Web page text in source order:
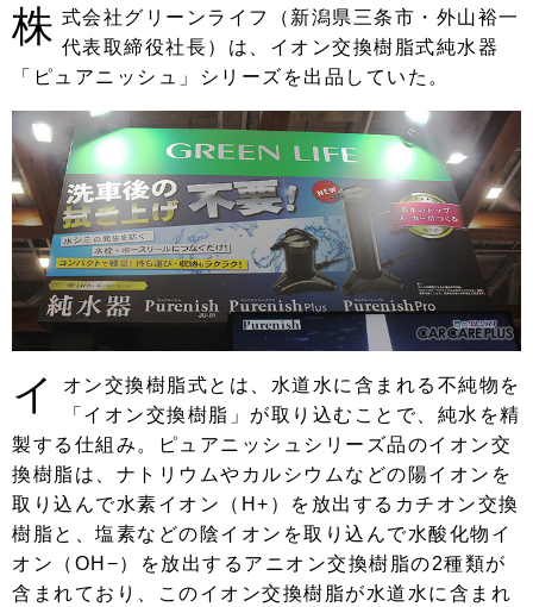
株 式会社グリーンライフ（新潟県三条市・外山裕一
代表取締役社長）は、イオン交換樹脂式純水器
「ピュアニッシュ」シリーズを出品していた。
イ
オン交換樹脂式とは、水道水に含まれる不純物を
「イオン交換樹脂」が取り込むことで、純水を精
製する仕組み。ピュアニッシュシリーズ品のイオン交
換樹脂は、ナトリウムやカルシウムなどの陽イオンを
取り込んで水素イオン（H+）を放出するカチオン交換
樹脂と、塩素などの陰イオンを取り込んで水酸化物イ
オン（OH−）を放出するアニオン交換樹脂の2種類が
含まれており、このイオン交換樹脂が水道水に含まれ